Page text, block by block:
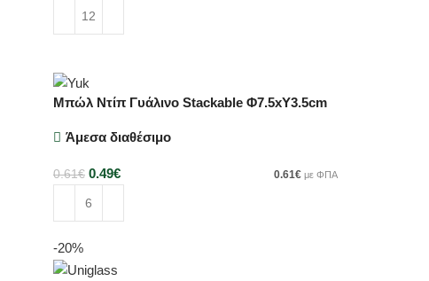
-20%
Μπώλ Ντίπ Γυάλινο Stackable Φ7.5xΥ3.5cm
Άμεσα διαθέσιμο
0.61€ 0.49€ 0.61€ με ΦΠΑ
Προσθήκη στο καλάθι